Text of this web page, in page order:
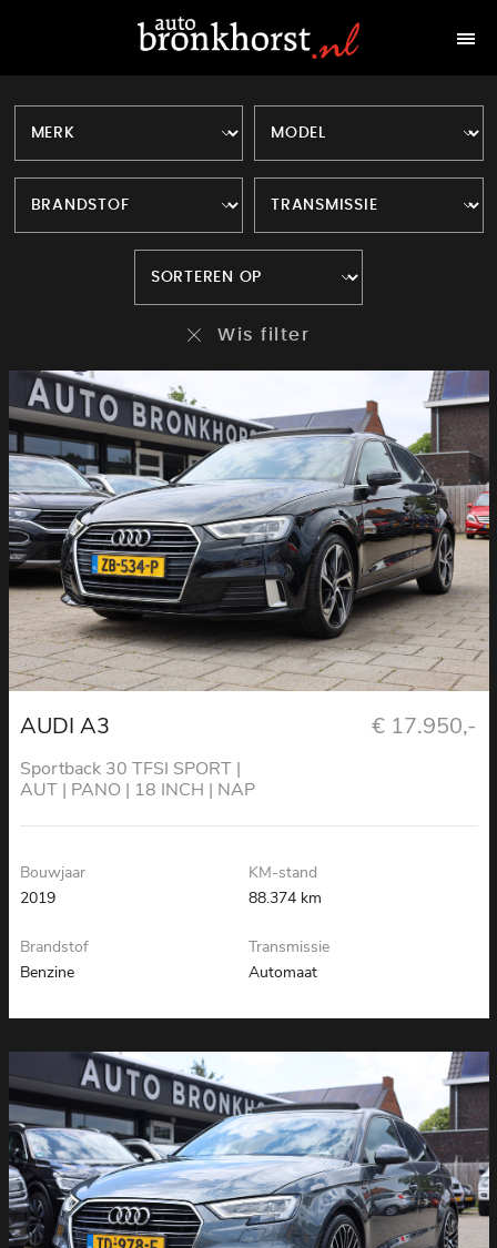
Wis filter
AUDI A3
Sportback 30 TFSI SPORT |
AUT | PANO | 18 INCH | NAP
€ 17.950,-
Bouwjaar
2019
KM-stand
88.374 km
Brandstof
Benzine
Transmissie
Automaat